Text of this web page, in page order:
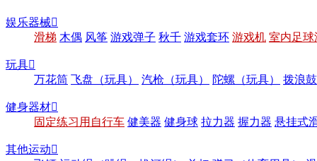
娱乐器械
滑梯 木偶 风筝 游戏弹子 秋千 游戏套环 游戏机 室内足球
玩具
万花筒 飞盘（玩具） 汽枪（玩具） 陀螺（玩具） 拨浪
健身器材
固定练习用自行车 健美器 健身球 拉力器 握力器 悬挂式
其他运动